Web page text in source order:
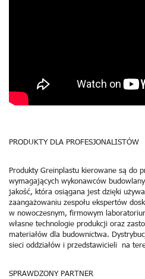
PRODUKTY DLA PROFESJONALISTÓW
Produkty Greinplastu kierowane są do
wymagających wykonawców
jakość, która osiągana jest dzięki
zaangażowaniu zespołu ekspertów
w nowoczesnym, firmowym
własne technologie produkcji oraz
materiałów dla budownictwa.
sieci oddziałów i przedstawicieli na
SPRAWDZONY PARTNER